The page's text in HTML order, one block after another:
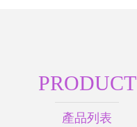
PRODUCT
產品列表